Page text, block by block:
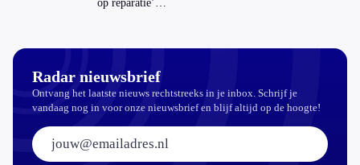
op reparatie’
Radar nieuwsbrief
Ontvang het laatste nieuws rechtstreeks in je inbox. Schrijf je
vandaag nog in voor onze nieuwsbrief en blijf altijd op de hoogte!
E-mailadres: